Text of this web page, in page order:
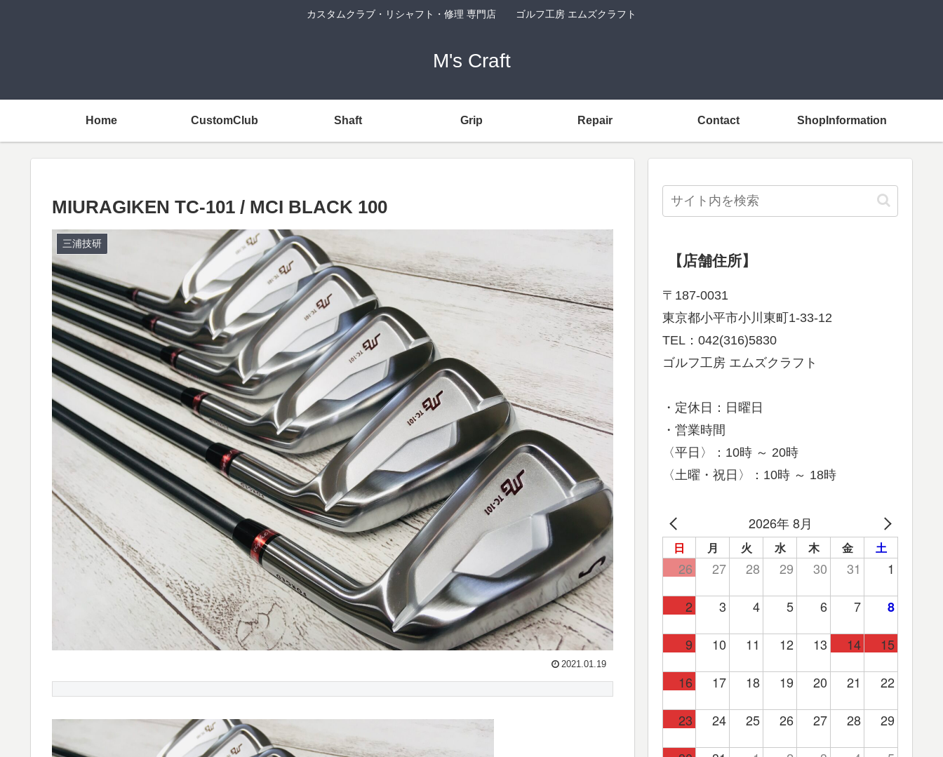
カスタムクラブ・リシャフト・修理 専門店 ゴルフ工房 エムズクラフト
M's Craft
Home CustomClub Shaft Grip Repair Contact ShopInformation
MIURAGIKEN TC-101 / MCI BLACK 100
三浦技研
2021.01.19
【店舗住所】
〒187-0031
東京都小平市小川東町1-33-12
TEL：042(316)5830
ゴルフ工房 エムズクラフト
・定休日：日曜日
・営業時間
〈平日〉：10時 ～ 20時
〈土曜・祝日〉：10時 ～ 18時
2026年 8月
日 月 火 水 木 金 土
26 27 28 29 30 31 1
2 3 4 5 6 7 8
9 10 11 12 13 14 15
16 17 18 19 20 21 22
23 24 25 26 27 28 29